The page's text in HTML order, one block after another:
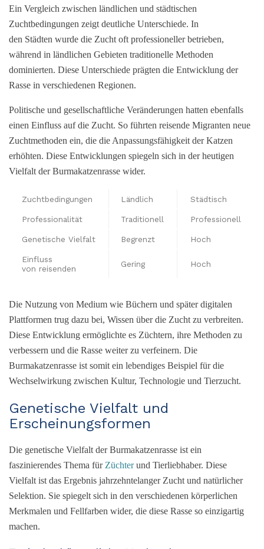
Ein Vergleich zwischen ländlichen und städtischen
Zuchtbedingungen zeigt deutliche Unterschiede. In
den Städten wurde die Zucht oft professioneller betrieben,
während in ländlichen Gebieten traditionelle Methoden
dominierten. Diese Unterschiede prägten die Entwicklung der
Rasse in verschiedenen Regionen.
Politische und gesellschaftliche Veränderungen hatten ebenfalls
einen Einfluss auf die Zucht. So führten reisende Migranten neue
Zuchtmethoden ein, die die Anpassungsfähigkeit der Katzen
erhöhten. Diese Entwicklungen spiegeln sich in der heutigen
Vielfalt der Burmakatzenrasse wider.
Zuchtbedingungen Ländlich Städtisch
Professionalität Traditionell Professionell
Genetische Vielfalt Begrenzt Hoch
Einfluss
von reisenden
Gering Hoch
Die Nutzung von Medium wie Büchern und später digitalen
Plattformen trug dazu bei, Wissen über die Zucht zu verbreiten.
Diese Entwicklung ermöglichte es Züchtern, ihre Methoden zu
verbessern und die Rasse weiter zu verfeinern. Die
Burmakatzenrasse ist somit ein lebendiges Beispiel für die
Wechselwirkung zwischen Kultur, Technologie und Tierzucht.
Genetische Vielfalt und
Erscheinungsformen
Die genetische Vielfalt der Burmakatzenrasse ist ein
faszinierendes Thema fürZüchterund Tierliebhaber. Diese
Vielfalt ist das Ergebnis jahrzehntelanger Zucht und natürlicher
Selektion. Sie spiegelt sich in den verschiedenen körperlichen
Merkmalen und Fellfarben wider, die diese Rasse so einzigartig
machen.